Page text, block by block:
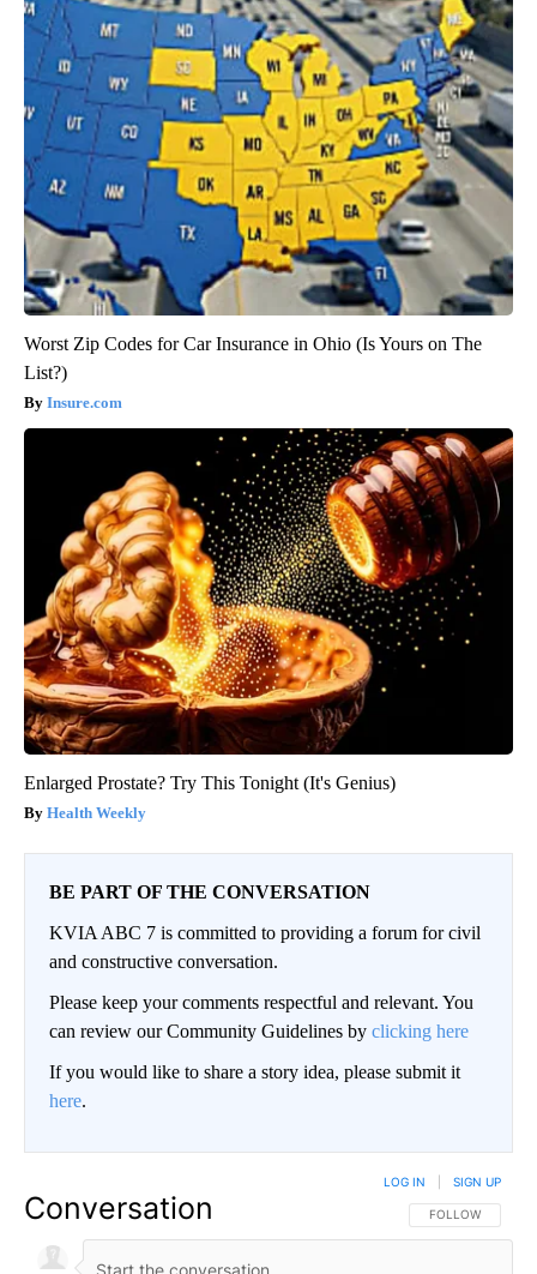
Worst Zip Codes for Car Insurance in Ohio (Is Yours on The
List?)
Insure.com
Enlarged Prostate? Try This Tonight (It's Genius)
Health Weekly
BE PART OF THE CONVERSATION
KVIA ABC 7 is committed to providing a forum for civil
and constructive conversation.
Please keep your comments respectful and relevant. You
can review our Community Guidelines by clicking here
If you would like to share a story idea, please submit it
here.
Conversation FOLLOW THIS
FOLLOW
LOG IN SIGN UP